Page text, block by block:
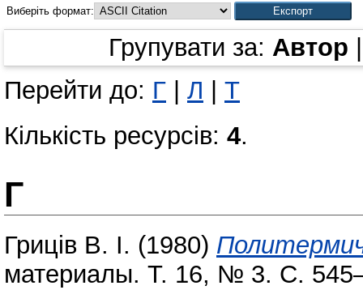
Виберіть формат:
Групувати за: Автор
Перейти до: Г Л
Т
Кількість ресурсів: 4.
Г
Гриців В. І. (1980)
материалы. Т. 16, № 3. С.